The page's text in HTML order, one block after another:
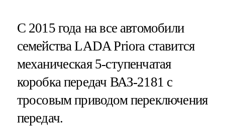
С 2015 года на все автомобили
семейства LADA Priora ставится
механическая 5-ступенчатая
коробка передач ВАЗ-2181 c
тросовым приводом переключения
передач.